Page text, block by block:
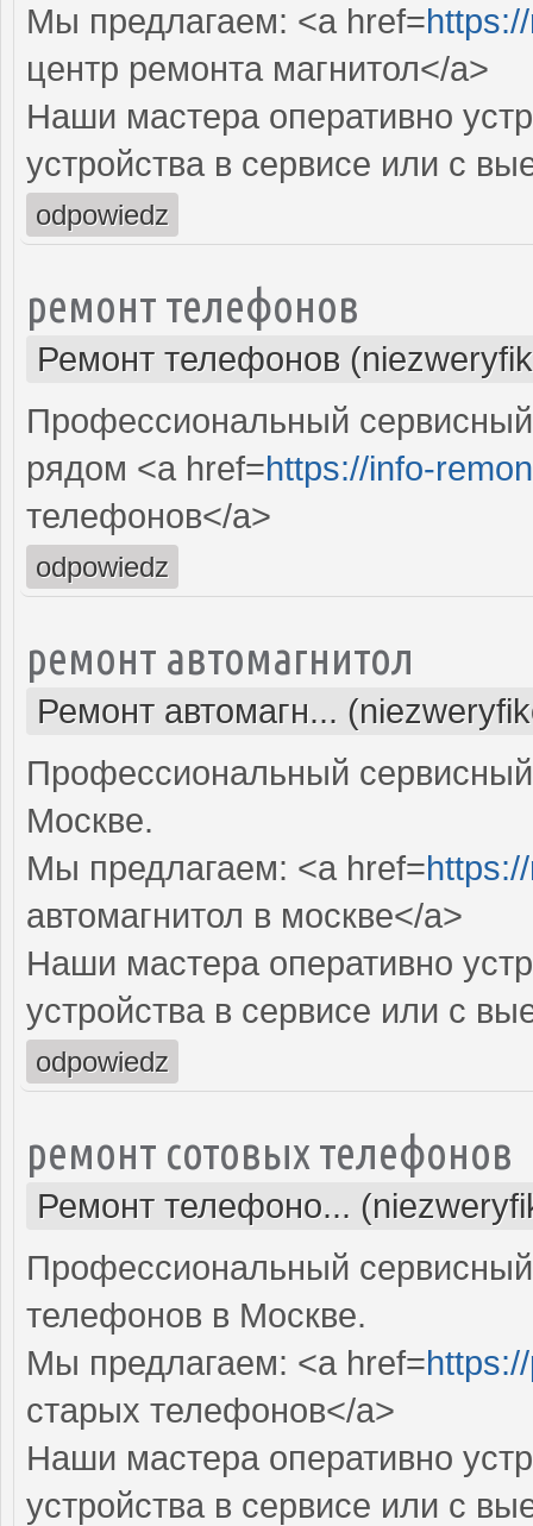
Мы предлагаем: <a href=
центр ремонта магнитол</a>
Наши мастера оперативно
устройства в сервисе или с
odpowiedz
ремонт телефонов
Ремонт телефонов
Профессиональный
рядом <a href=https://info-
телефонов</a>
odpowiedz
ремонт автомагнитол
Ремонт автомагн...
Профессиональный
Москве.
Мы предлагаем: <a href=
автомагнитол в москве</a>
Наши мастера оперативно
устройства в сервисе или с
odpowiedz
ремонт сотовых телефонов
Ремонт телефоно...
Профессиональный
телефонов в Москве.
Мы предлагаем: <a href=
старых телефонов</a>
Наши мастера оперативно
устройства в сервисе или с